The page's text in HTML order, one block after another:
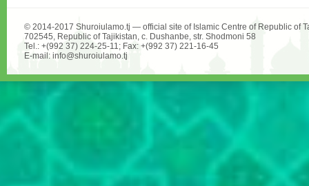
© 2014-2017 Shuroiulamo.tj — official site of Islamic Centre of Republic of
702545, Republic of Tajikistan, c. Dushanbe, str. Shodmoni 58
Tel.: +(992 37) 224-25-11; Fax: +(992 37) 221-16-45
E-mail: info@shuroiulamo.tj